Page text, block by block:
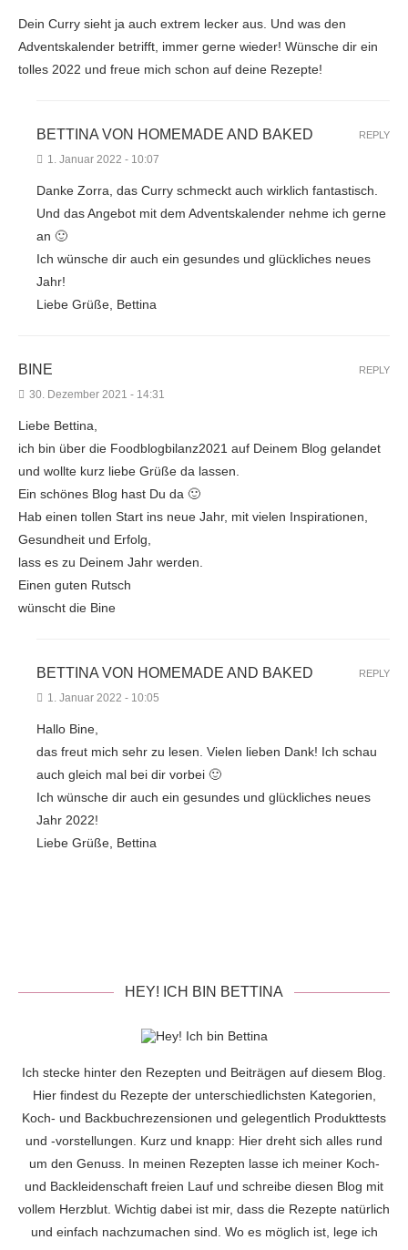
Dein Curry sieht ja auch extrem lecker aus. Und was den
Adventskalender betrifft, immer gerne wieder! Wünsche dir ein
tolles 2022 und freue mich schon auf deine Rezepte!
BETTINA VON HOMEMADE AND BAKED
1. Januar 2022 - 10:07
Danke Zorra, das Curry schmeckt auch wirklich fantastisch.
Und das Angebot mit dem Adventskalender nehme ich gerne
an 🙂
Ich wünsche dir auch ein gesundes und glückliches neues
Jahr!
Liebe Grüße, Bettina
REPLY
BINE
30. Dezember 2021 - 14:31
Liebe Bettina,
ich bin über die Foodblogbilanz2021 auf Deinem Blog gelandet
und wollte kurz liebe Grüße da lassen.
Ein schönes Blog hast Du da 🙂
Hab einen tollen Start ins neue Jahr, mit vielen Inspirationen,
Gesundheit und Erfolg,
lass es zu Deinem Jahr werden.
Einen guten Rutsch
wünscht die Bine
REPLY
BETTINA VON HOMEMADE AND BAKED
1. Januar 2022 - 10:05
Hallo Bine,
das freut mich sehr zu lesen. Vielen lieben Dank! Ich schau
auch gleich mal bei dir vorbei 🙂
Ich wünsche dir auch ein gesundes und glückliches neues
Jahr 2022!
Liebe Grüße, Bettina
REPLY
HEY! ICH BIN BETTINA
Ich stecke hinter den Rezepten und Beiträgen auf diesem Blog.
Hier findest du Rezepte der unterschiedlichsten Kategorien,
Koch- und Backbuchrezensionen und gelegentlich Produkttests
und -vorstellungen. Kurz und knapp: Hier dreht sich alles rund
um den Genuss. In meinen Rezepten lasse ich meiner Koch-
und Backleidenschaft freien Lauf und schreibe diesen Blog mit
vollem Herzblut. Wichtig dabei ist mir, dass die Rezepte natürlich
und einfach nachzumachen sind. Wo es möglich ist, lege ich